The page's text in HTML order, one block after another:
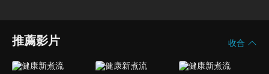
推薦影片 收合